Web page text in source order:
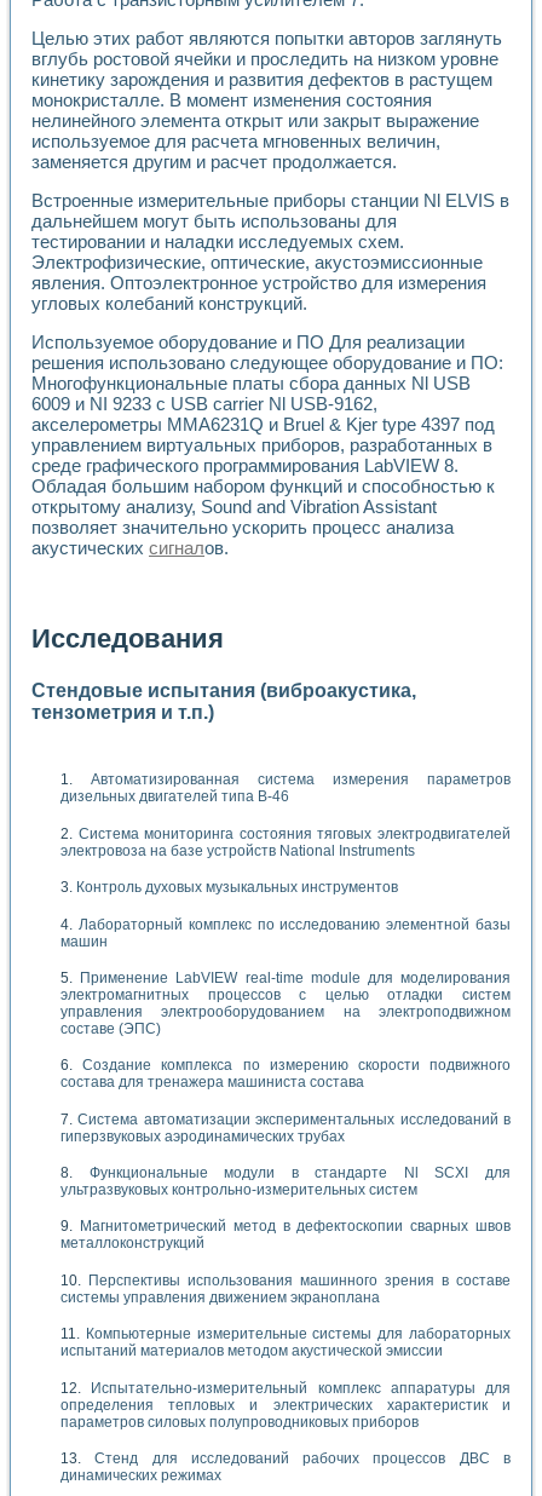
Целью этих работ являются попытки авторов заглянуть
вглубь ростовой ячейки и проследить на низком уровне
кинетику зарождения и развития дефектов в растущем
монокристалле. В момент изменения состояния
нелинейного элемента открыт или закрыт выражение
используемое для расчета мгновенных величин,
заменяется другим и расчет продолжается.
Встроенные измерительные приборы станции Nl ELVIS в
дальнейшем могут быть использованы для
тестировании и наладки исследуемых схем.
Электрофизические, оптические, акустоэмиссионные
явления. Оптоэлектронное устройство для измерения
угловых колебаний конструкций.
Используемое оборудование и ПО Для реализации
решения использовано следующее оборудование и ПО:
Многофункциональные платы сбора данных Nl USB
6009 и NI 9233 с USB carrier Nl USB-9162,
акселерометры MMA6231Q и Bruel & Kjer type 4397 под
управлением виртуальных приборов, разработанных в
среде графического программирования LabVIEW 8.
Обладая большим набором функций и способностью к
открытому анализу, Sound and Vibration Assistant
позволяет значительно ускорить процесс анализа
акустических сигналов.
Исследования
Стендовые испытания (виброакустика,
тензометрия и т.п.)
Автоматизированная система измерения параметров
дизельных двигателей типа В-46
Система мониторинга состояния тяговых электродвигателей
электровоза на базе устройств National Instruments
Контроль духовых музыкальных инструментов
Лабораторный комплекс по исследованию элементной базы
машин
Применение LabVIEW real-time module для моделирования
электромагнитных процессов с целью отладки систем
управления электрооборудованием на электроподвижном
составе (ЭПС)
Создание комплекса по измерению скорости подвижного
состава для тренажера машиниста состава
Система автоматизации экспериментальных исследований в
гиперзвуковых аэродинамических трубах
Функциональные модули в стандарте Nl SCXI для
ультразвуковых контрольно-измерительных систем
Магнитометрический метод в дефектоскопии сварных швов
металлоконструкций
Перспективы использования машинного зрения в составе
системы управления движением экраноплана
Компьютерные измерительные системы для лабораторных
испытаний материалов методом акустической эмиссии
Испытательно-измерительный комплекс аппаратуры для
определения тепловых и электрических характеристик и
параметров силовых полупроводниковых приборов
Стенд для исследований рабочих процессов ДВС в
динамических режимах